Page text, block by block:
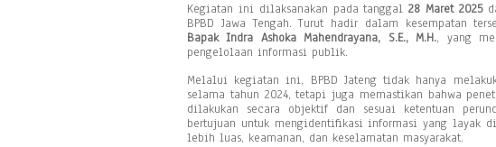
Kegiatan ini dilaksanakan pada tanggal28 Maret 2025
BPBD Jawa Tengah. Turut hadir dalam kesempatan
Bapak Indra Ashoka Mahendrayana, S.E., M.H., yang
pengelolaan informasi publik.
Melalui kegiatan ini, BPBD Jateng tidak hanya
selama tahun 2024, tetapi juga memastikan bahwa
dilakukan secara objektif dan sesuai ketentuan
bertujuan untuk mengidentifikasi informasi yang layak
lebih luas, keamanan, dan keselamatan masyarakat.